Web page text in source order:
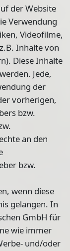
der Website
Verwendung
Videofilme,
Inhalte von
Diese Inhalte
Jede,
der
vorherigen,
bzw.
an den
bzw.
wenn diese
gelangen. In
GmbH für
wie immer
und/oder